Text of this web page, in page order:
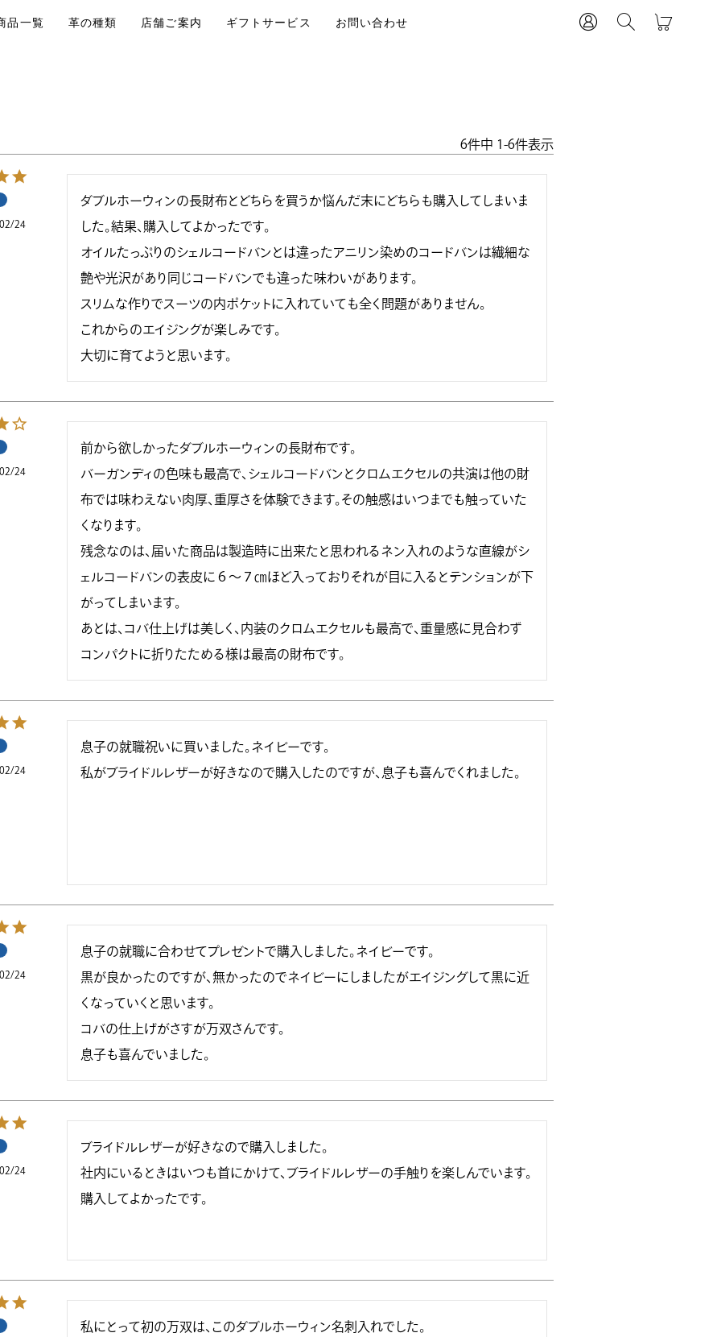
品一覧 革の種類 店舗ご案内 ギフトサービス お問い合わせ
6件中 1 -6件表示
24
ダブルホーウィンの長財布とどちらを買うか悩んだ末にどちらも購入してしまいま
した。結果、購入してよかったです。
オイルたっぷりのシェルコードバンとは違ったアニリン染めのコードバンは繊細な
艶や光沢があり同じコードバンでも違った味わいがあります。
スリムな作りでスーツの内ポケットに入れていても全く問題がありません。
これからのエイジングが楽しみです。
大切に育てようと思います。
24
前から欲しかったダブルホーウィンの長財布です。
バーガンディの色味も最高で、シェルコードバンとクロムエクセルの共演は他の財
布では味わえない肉厚、重厚さを体験できます。その触感はいつまでも触っていた
くなります。
残念なのは、届いた商品は製造時に出来たと思われるネン入れのような直線がシ
ェルコードバンの表皮に６～７㎝ほど入っておりそれが目に入るとテンションが下
がってしまいます。
あとは、コバ仕上げは美しく、内装のクロムエクセルも最高で、重量感に見合わず
24
息子の就職祝いに買いました。ネイビーです。
24
息子の就職に合わせてプレゼントで購入しました。ネイビーです。
黒が良かったのですが、無かったのでネイビーにしましたがエイジングして黒に近
くなっていくと思います。
コバの仕上げがさすが万双さんです。
息子も喜んでいました。
24
ブライドルレザーが好きなので購入しました。
社内にいるときはいつも首にかけて、ブライドルレザーの手触りを楽しんでいます。
購入してよかったです。
私にとって初の万双は、このダブルホーウィン名刺入れでした。